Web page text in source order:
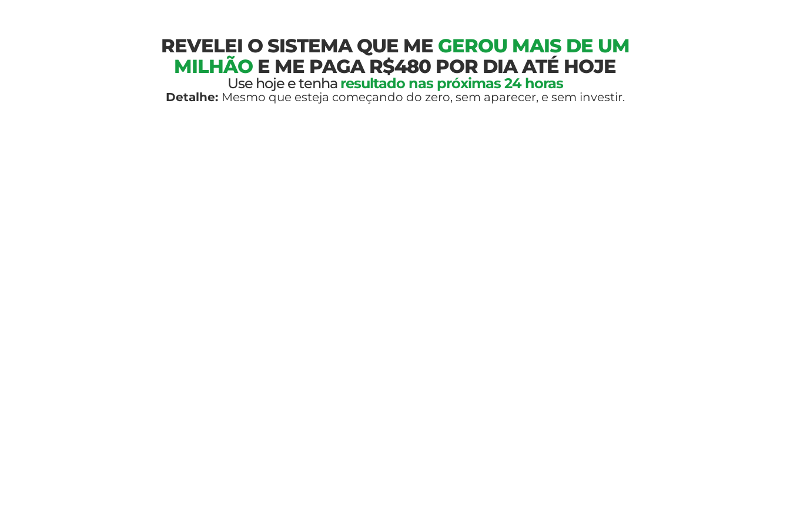
REVELEI O SISTEMA QUE ME GEROU MAIS DE UM
MILHÃO E ME PAGA R$480 POR DIA ATÉ HOJE
Use hoje e tenha resultado nas próximas 24 horas
Detalhe: Mesmo que esteja começando do zero, sem aparecer, e sem investir.